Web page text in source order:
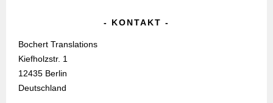
KONTAKT
Bochert Translations
Kiefholzstr. 1
12435 Berlin
Deutschland